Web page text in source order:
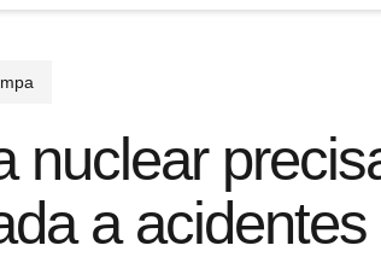
nuclear
a acidentes